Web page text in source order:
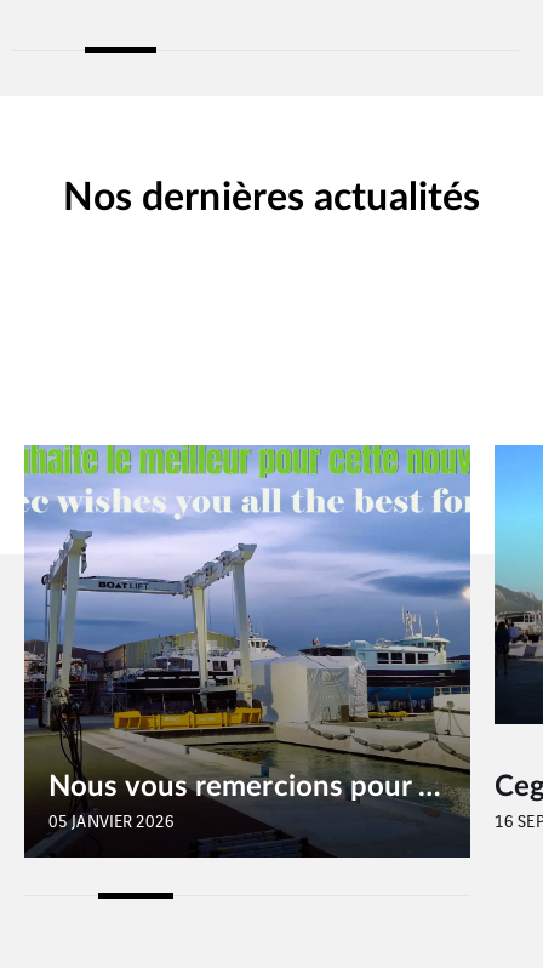
Nos dernières actualités
Nous vous remercions pour votre confiance en 2025 et sommes prêts à vous accompagner dans vos nouve…
05 JANVIER 2026 16